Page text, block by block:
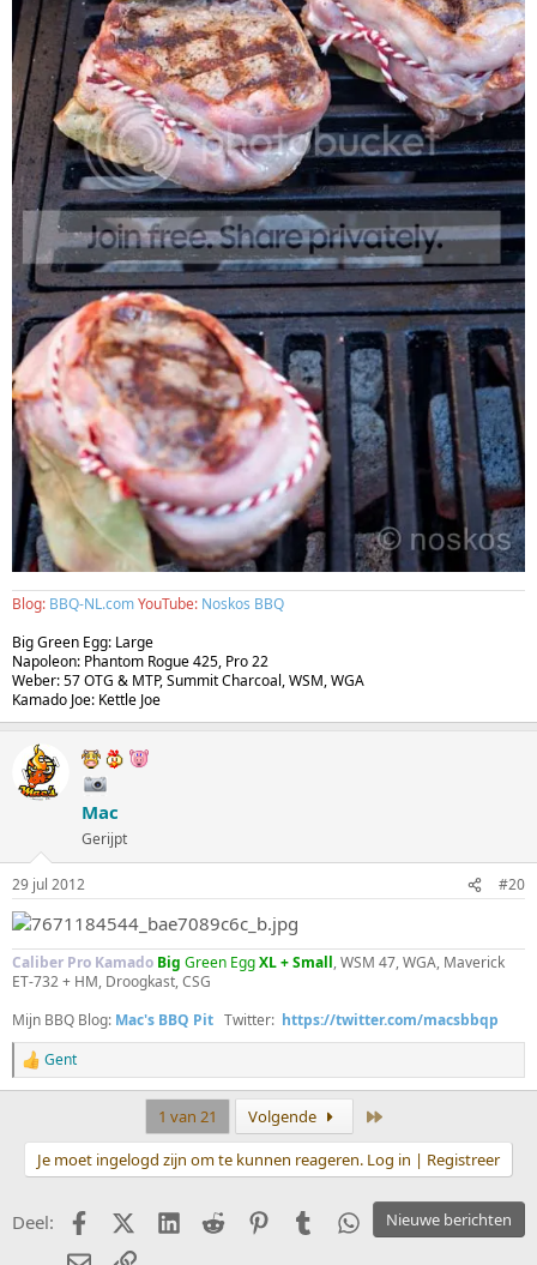
Blog: BBQ-NL.comYouTube: Noskos BBQ
Big Green Egg: Large
Napoleon: Phantom Rogue 425, Pro 22
Weber: 57 OTG & MTP, Summit Charcoal, WSM, WGA
Kamado Joe: Kettle Joe
Mac
Gerijpt
29 jul 2012 #20
Caliber Pro Kamado Big Green EggXL + Small, WSM 47, WGA, Maverick
ET-732 + HM, Droogkast, CSG
Mijn BBQ Blog: Mac's BBQ Pit Twitter: https://twitter.com/macsbbqp
W
a
d
n
Gent
1 van 21 Volgende
Je moet ingelogd zijn om te kunnen reageren. Log in | Registreer
Nieuwe berichten
Deel: FacebookX (Twitter)
LinkedIn
Reddit PinterestTumblrWhatsApp